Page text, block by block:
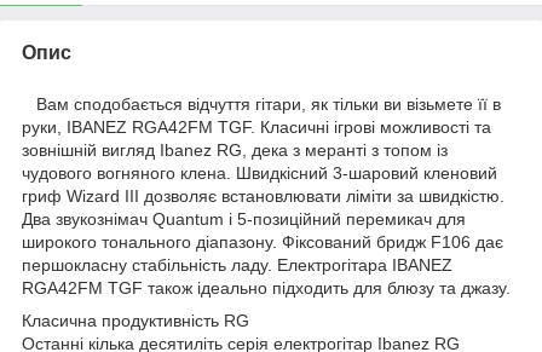
Опис
Вам сподобається відчуття гітари, як тільки ви візьмете її в
руки, IBANEZ RGA42FM TGF. Класичні ігрові можливості та
зовнішній вигляд Ibanez RG, дека з меранті з топом із
чудового вогняного клена. Швидкісний 3-шаровий кленовий
гриф Wizard III дозволяє встановлювати ліміти за швидкістю.
Два звукознімач Quantum і 5-позиційний перемикач для
широкого тонального діапазону. Фіксований бридж F106 дає
першокласну стабільність ладу. Електрогітара IBANEZ
RGA42FM TGF також ідеально підходить для блюзу та джазу.
Класична продуктивність RG
Останні кілька десятиліть серія електрогітар Ibanez RG